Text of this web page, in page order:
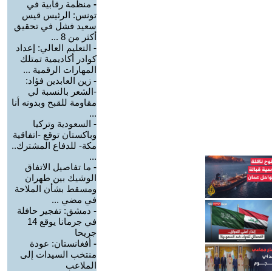
- منظمة رقابية في
تونس: الرئيس قيس
سعيد فشل في تحقيق
أكثر من 8 ...
- التعليم العالي: إعداد
كوادر أكاديمية تمتلك
المهارات الرقمية ...
- زين العابدين فؤاد:
-الشعر بالنسبة لي
مقاومة للقبح وبدونه أنا
...
- السعودية وتركيا
وباكستان توقع -اتفاقية
مكة- للدفاع المشترك..
...
- ما تفاصيل الاتفاق
الوشيك بين طهران
ومسقط بشأن الملاحة
في مضي ...
- دمشق: تفجير حافلة
في جرمانا يوقع 14
جريحا
- أفغانستان: عودة
منتخب السيدات إلى
الملاعب